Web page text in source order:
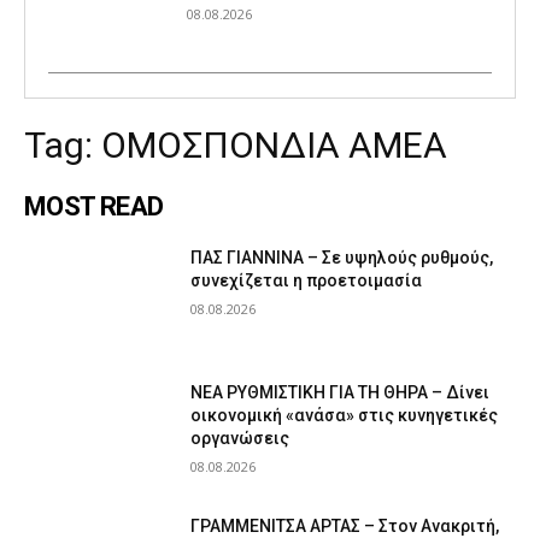
08.08.2026
Tag: ΟΜΟΣΠΟΝΔΙΑ ΑΜΕΑ
MOST READ
ΠΑΣ ΓΙΑΝΝΙΝΑ – Σε υψηλούς ρυθμούς,
συνεχίζεται η προετοιμασία
08.08.2026
ΝΕΑ ΡΥΘΜΙΣΤΙΚΗ ΓΙΑ ΤΗ ΘΗΡΑ – Δίνει
οικονομική «ανάσα» στις κυνηγετικές
οργανώσεις
08.08.2026
ΓΡΑΜΜΕΝΙΤΣΑ ΑΡΤΑΣ – Στον Ανακριτή,